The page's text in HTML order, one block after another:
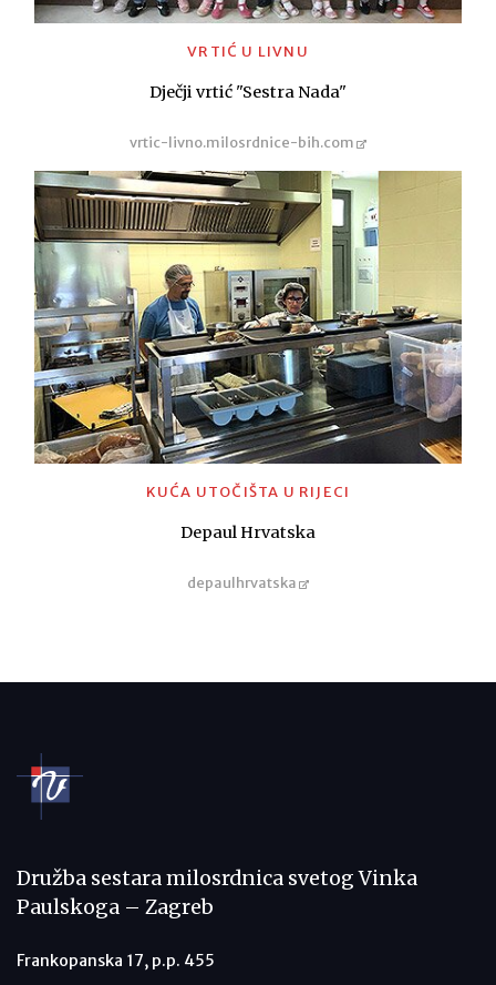
VRTIĆ U LIVNU
Dječji vrtić "Sestra Nada"
vrtic-livno.milosrdnice-bih.com
KUĆA UTOČIŠTA U RIJECI
Depaul Hrvatska
depaulhrvatska
Družba sestara milosrdnica svetog Vinka
Paulskoga – Zagreb
Frankopanska 17, p.p. 455